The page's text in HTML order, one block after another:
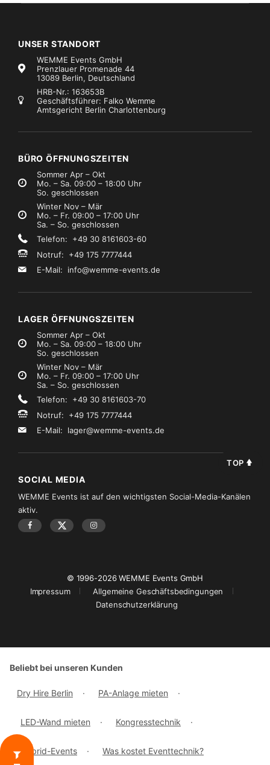
UNSER STANDORT
WEMME Events GmbH
Prenzlauer Promenade 44
13089 Berlin, Deutschland
HRB-Nr.: 163653B
Geschäftsführer: Falko Wemme
Amtsgericht Berlin Charlottenburg
BÜRO ÖFFNUNGSZEITEN
Sommer Apr – Okt
Mo. – Sa. 09:00 – 18:00 Uhr
So. geschlossen
Winter Nov – Mär
Mo. – Fr. 09:00 – 17:00 Uhr
Sa. – So. geschlossen
Telefon: +49 30 8161603-60
Notruf: +49 175 7777444
E-Mail: info@wemme-events.de
LAGER ÖFFNUNGSZEITEN
Sommer Apr – Okt
Mo. – Sa. 09:00 – 18:00 Uhr
So. geschlossen
Winter Nov – Mär
Mo. – Fr. 09:00 – 17:00 Uhr
Sa. – So. geschlossen
Telefon: +49 30 8161603-70
Notruf: +49 175 7777444
E-Mail: lager@wemme-events.de
SOCIAL MEDIA
WEMME Events ist auf den wichtigsten Social-Media-Kanälen
aktiv.
© 1996-2026 WEMME Events GmbH
Impressum
Allgemeine Geschäftsbedingungen
Datenschutzerklärung
TOP
Beliebt bei unseren Kunden
Dry Hire Berlin · PA-Anlage mieten ·
LED-Wand mieten · Kongresstechnik ·
Hybrid-Events · Was kostet Eventtechnik?